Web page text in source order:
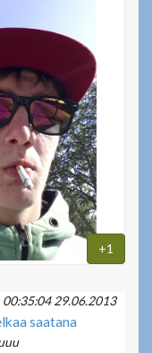
+1
00:35:04 29.06.2013
saatana